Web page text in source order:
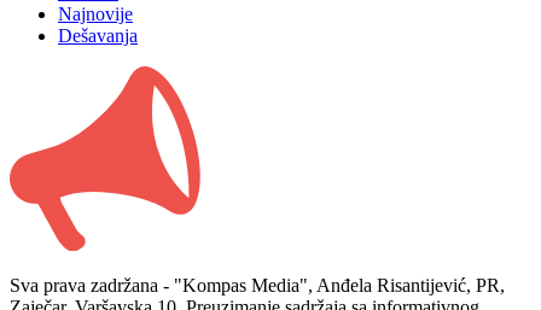
Najnovije
Dešavanja
Sva prava zadržana - "Kompas Media", Anđela Risantijević, PR,